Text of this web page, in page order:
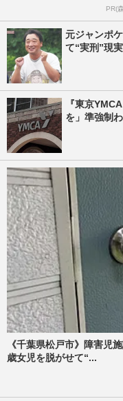
PR(
元ジャンポ
て“実刑”現
『東京
を」準強制
《千葉県松戸市》障害児
歳女児を脱がせて“...